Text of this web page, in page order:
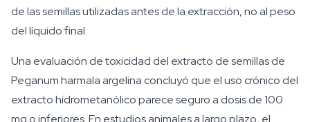
de las semillas utilizadas antes de la extracción, no al peso
del líquido final.
Una evaluación de toxicidad del extracto de semillas de
Peganum harmala argelina concluyó que el uso crónico del
extracto hidrometanólico parece seguro a dosis de 100
mg o inferiores. En estudios animales a largo plazo, el